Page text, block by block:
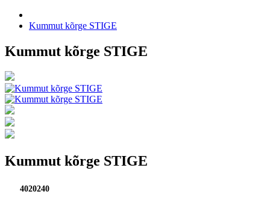
Kummut kõrge STIGE
Kummut kõrge STIGE
Kummut kõrge STIGE
4020240